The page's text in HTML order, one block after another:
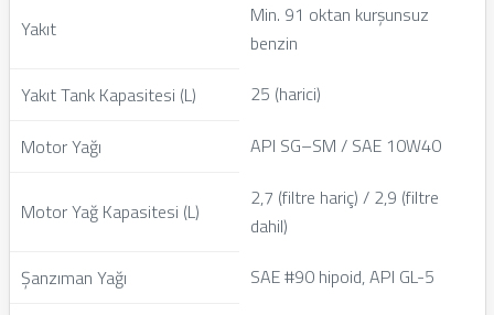
Yakıt
Min. 91 oktan kurşunsuz
benzin
Yakıt Tank Kapasitesi (L)
25 (harici)
Motor Yağı
API SG–SM / SAE 10W40
Motor Yağ Kapasitesi (L)
2,7 (filtre hariç) / 2,9 (filtre
dahil)
Şanzıman Yağı
SAE #90 hipoid, API GL-5